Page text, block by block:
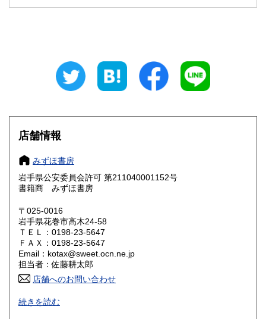
600円 三重県
大阪府
奈良県
鳥取県 600円 島根県
岡山県
山口県 600円
香川県
高知県 600円
佐賀県
店舗情報
みずほ書房
岩手県公安委員会許可 第211040001152号
書籍商 みずほ書房
〒025-0016
岩手県花巻市高木24-58
ＴＥＬ：0198-23-5647
ＦＡＸ：0198-23-5647
Email：kotax@sweet.ocn.ne.jp
担当者：佐藤耕太郎
店舗へのお問い合わせ
Mizuho Shobo Since 2012 書誌・郷土誌・貨幣文献・経済
史料などを取り扱っております。特に明治･大正･昭和(戦前)
続きを読む